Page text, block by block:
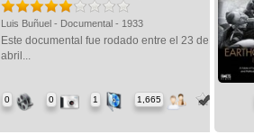
Luis Buñuel - Documental - 1933
Este documental fue rodado entre el 23 de
abril...
0 0 1 1,665